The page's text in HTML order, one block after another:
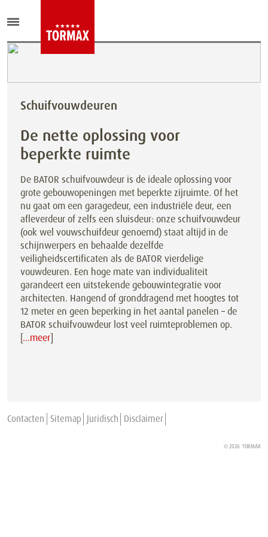
Schuifvouwdeuren
De nette oplossing voor
beperkte ruimte
De BATOR schuifvouwdeur is de ideale oplossing voor
grote gebouwopeningen met beperkte zijruimte. Of het
nu gaat om een garagedeur, een industriële deur, een
afleverdeur of zelfs een sluisdeur: onze schuifvouwdeur
(ook wel vouwschuifdeur genoemd) staat altijd in de
schijnwerpers en behaalde dezelfde
veiligheidscertificaten als de BATOR vierdelige
vouwdeuren. Een hoge mate van individualiteit
garandeert een uitstekende gebouwintegratie voor
architecten. Hangend of gronddragend met hoogtes tot
12 meter en geen beperking in het aantal panelen – de
BATOR schuifvouwdeur lost veel ruimteproblemen op.
[…meer]
Contacten Sitemap Juridisch Disclaimer
© 2026 TORMAX